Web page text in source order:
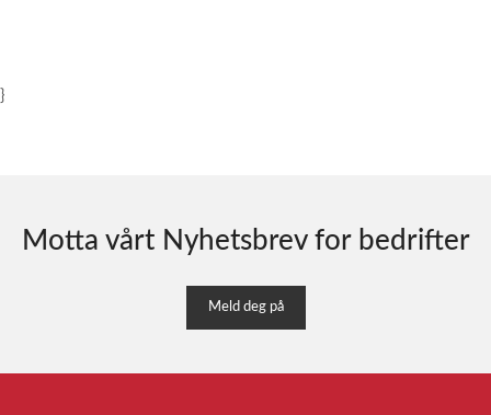
}
Motta vårt Nyhetsbrev for bedrifter
Meld deg på